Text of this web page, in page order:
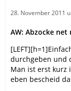
28. November 2011
AW: Abzocke net
durchgeben und
Man ist erst kurz
eben bescheid